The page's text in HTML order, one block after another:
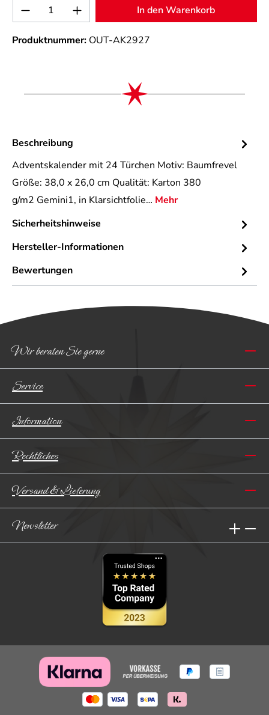
Produkt Anzahl: Gib den gewünschten
In den Warenkorb
Produktnummer: OUT-AK2927
Beschreibung
Adventskalender mit 24 Türchen Motiv: Baumfrevel
Größe: 38,0 x 26,0 cm Qualität: Karton 380
g/m2 Gemini1, in Klarsichtfolie… Mehr
Sicherheitshinweise
Hersteller-Informationen
Bewertungen
Wir beraten Sie gerne
Service
Information
Rechtliches
Versand & Lieferung
Newsletter